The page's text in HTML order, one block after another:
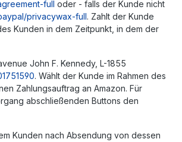
full oder - falls der Kunde nicht
privacywax-full. Zahlt der Kunde
Kunden in dem Zeitpunkt, in dem der
John F. Kennedy, L-1855
. Wählt der Kunde im Rahmen des
Zahlungsauftrag an Amazon. Für
abschließenden Buttons den
Kunden nach Absendung von dessen